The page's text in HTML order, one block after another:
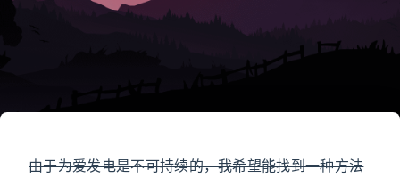
由于为爱发电是不可持续的，我希望能找到一种方法